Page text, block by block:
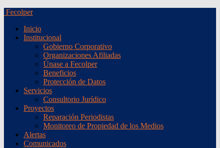
Fecolper
Inicio
Institucional
Gobierno Corporativo
Organizaciones Afiliadas
Únase a Fecolper
Beneficios
Protección de Datos
Servicios
Consultorio Jurídico
Proyectos
Reparación Periodistas
Monitoreo de Propiedad de los Medios
Alertas
Comunicados